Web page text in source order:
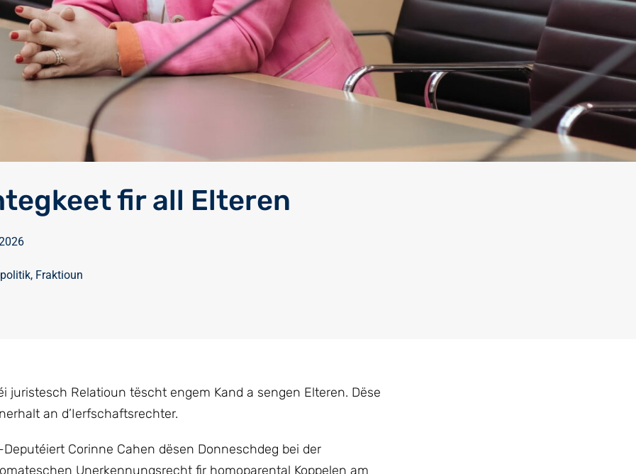
fir all Elteren
, Fraktioun
juristesch Relatioun tëscht engem Kand a sengen Elteren. Dëse
an d’Ierfschaftsrechter.
Corinne Cahen dësen Donneschdeg bei der
Unerkennungsrecht fir homoparental Koppelen am